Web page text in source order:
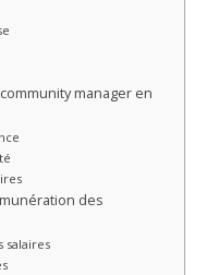
manager en
des
salaires